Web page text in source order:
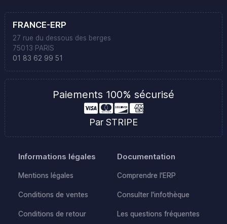
FRANCE-ERP
27 rue du dessous des berges
75013 PARIS
01 83 62 99 51
Paiements 100% sécurisé
Par STRIPE
Informations légales
Mentions légales
Conditions de ventes
Conditions de retour
Documentation
Comprendre l'ERP
Consulter l'infothèque
Les questions fréquentes